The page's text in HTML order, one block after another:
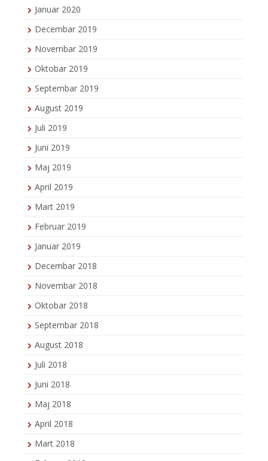
Januar 2020
Decembar 2019
Novembar 2019
Oktobar 2019
Septembar 2019
August 2019
Juli 2019
Juni 2019
Maj 2019
April 2019
Mart 2019
Februar 2019
Januar 2019
Decembar 2018
Novembar 2018
Oktobar 2018
Septembar 2018
August 2018
Juli 2018
Juni 2018
Maj 2018
April 2018
Mart 2018